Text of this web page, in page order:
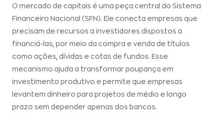
O mercado de capitais é uma peça central do Sistema
Financeiro Nacional (SFN). Ele conecta empresas que
precisam de recursos a investidores dispostos a
financiá-las, por meio da compra e venda de títulos
como ações, dívidas e cotas de fundos. Esse
mecanismo ajuda a transformar poupança em
investimento produtivo e permite que empresas
levantem dinheiro para projetos de médio e longo
prazo sem depender apenas dos bancos.